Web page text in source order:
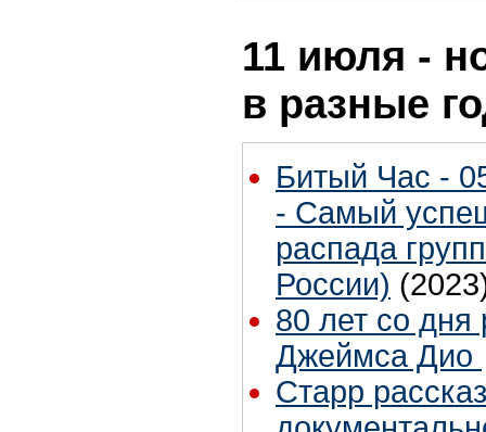
11 июля -
в разные
Битый Час -
- Самый
распада
России)
80 лет со
Джеймса Дио
Старр